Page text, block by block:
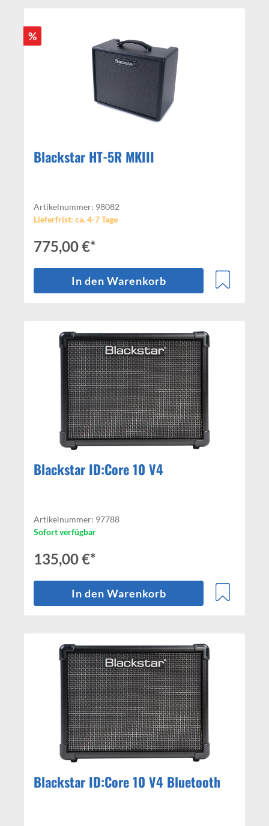
%
Blackstar HT-5R MKIII
Artikelnummer: 98082
Lieferfrist: ca. 4-7 Tage
775,00 €*
In den Warenkorb
Blackstar ID:Core 10 V4
Artikelnummer: 97788
Sofort verfügbar
135,00 €*
In den Warenkorb
Blackstar ID:Core 10 V4 Bluetooth